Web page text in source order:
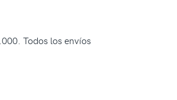
Todos los envíos